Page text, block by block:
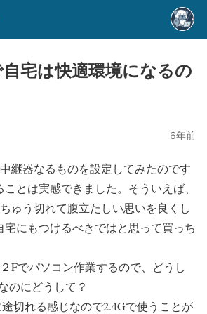
宅は快適環境になるの
6年前
継器なるものを設定してみたのです
とは実感できました。そういえば、
ゅう切れて腹立たしい思いを良くし
宅にもつけるべきではと思って買っち
Fでパソコン作業するので、どうし
のにどうして？
切れる感じなので2.4Gで使うことが